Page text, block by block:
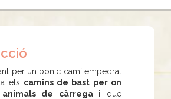
per un bonic camí empedrat
els camins de bast per on
animals de càrrega i que